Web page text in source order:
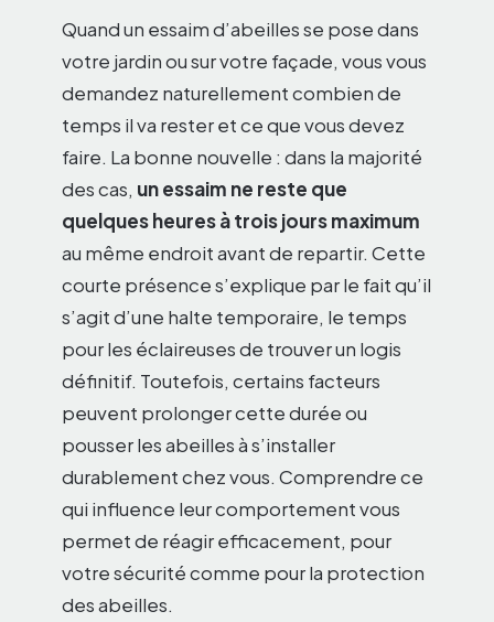
Quand un essaim d’abeilles se pose dans
votre jardin ou sur votre façade, vous vous
demandez naturellement combien de
temps il va rester et ce que vous devez
faire. La bonne nouvelle : dans la majorité
des cas, un essaim ne reste que
quelques heures à trois jours maximum
au même endroit avant de repartir. Cette
courte présence s’explique par le fait qu’il
s’agit d’une halte temporaire, le temps
pour les éclaireuses de trouver un logis
définitif. Toutefois, certains facteurs
peuvent prolonger cette durée ou
pousser les abeilles à s’installer
durablement chez vous. Comprendre ce
qui influence leur comportement vous
permet de réagir efficacement, pour
votre sécurité comme pour la protection
des abeilles.